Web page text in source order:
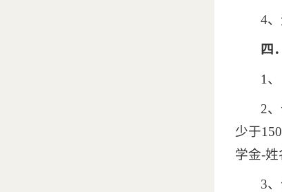
4
四
1
2
少于
学金-姓
3